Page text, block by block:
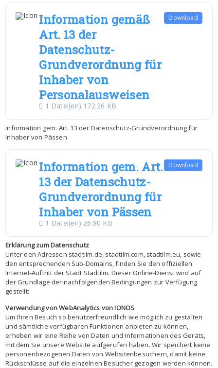
Information gemäß
Art. 13 der
Datenschutz-
Grundverordnung für
Inhaber von
Personalausweisen
1 Datei(en) 172.26 KB
Download
Information gem. Art. 13 der Datenschutz-Grundverordnung für
Inhaber von Pässen
Information gem. Art.
13 der Datenschutz-
Grundverordnung für
Inhaber von Pässen
1 Datei(en) 26.80 KB
Download
Erklärung zum Datenschutz
Unter den Adressen stadtilm.de, stadtilm.com, stadtilm.eu, sowie
den entsprechenden Sub-Domains, finden Sie den offiziellen
Internet-Auftritt der Stadt Stadtilm. Dieser Online-Dienst wird auf
der Grundlage der nachfolgenden Bedingungen zur Verfügung
gestellt:
Verwendung von WebAnalytics von IONOS
Um Ihren Besuch so benutzerfreundlich wie möglich zu gestalten
und sämtliche verfügbaren Funktionen anbieten zu können,
erheben wir eine Reihe von Daten und Informationen des Geräts,
mit dem Sie unsere Website aufgerufen haben. Wir speichert keine
personenbezogenen Daten von Websitenbesuchern, damit keine
Rückschlüsse auf die einzelnen Besucher gezogen werden können.